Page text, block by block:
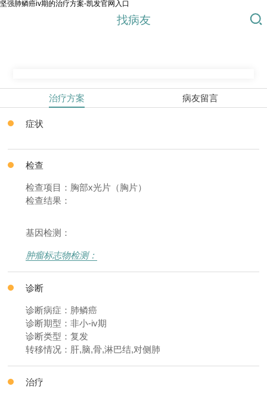
坚强肺鳞癌iv期的治疗方案-凯发官网入口
找病友
治疗方案 病友留言
症状
检查
检查项目：胸部x光片（胸片）
检查结果：
基因检测：
肿瘤标志物检测：
诊断
诊断病症：肺鳞癌
诊断期型：非小-iv期
诊断类型：复发
转移情况：肝,脑,骨,淋巴结,对侧肺
治疗